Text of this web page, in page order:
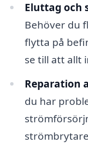
Eluttag och
Behöver du
flytta på
se till att allt
Reparation
du har